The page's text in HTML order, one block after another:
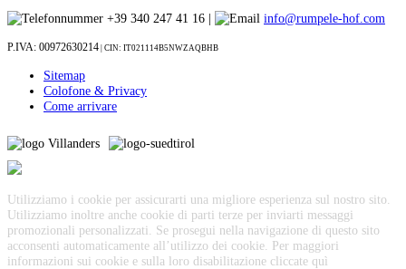
+39 340 247 41 16 |
info@rumpele-hof.com
P.IVA: 00972630214 | CIN: IT021114B5NWZAQBHB
Sitemap
Colofone & Privacy
Come arrivare
Utilizziamo i cookie per assicurarti una migliore esperienza sul nostro sito.
Utilizziamo inoltre anche cookie di parti terze per inviarti messaggi
promozionali personalizzati. Se prosegui nella navigazione di questo sito
acconsenti automaticamente all’utilizzo dei cookie. Per maggiori
informazioni sui cookie e sulla loro disabilitazione cliccate quì